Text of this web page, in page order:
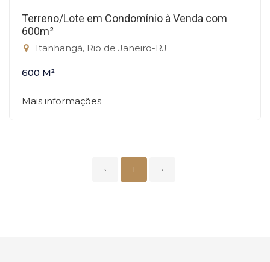
Terreno/Lote em Condomínio à Venda com
600m²
Itanhangá, Rio de Janeiro-RJ
600 M²
Mais informações
‹ 1 ›